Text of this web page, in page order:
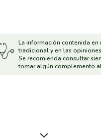
La información contenida en
tradicional y en las
Se recomienda consultar
tomar algún complemento